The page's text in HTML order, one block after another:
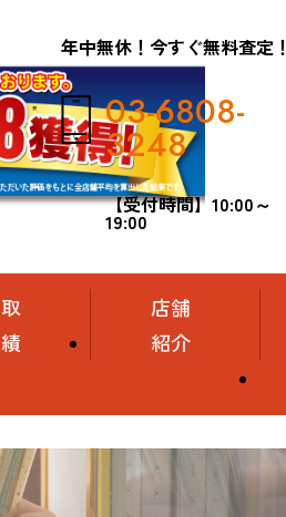
年中無休！今すぐ無料査定！
03-6808-
3248
【受付時間】10:00～
19:00
店舗
紹介